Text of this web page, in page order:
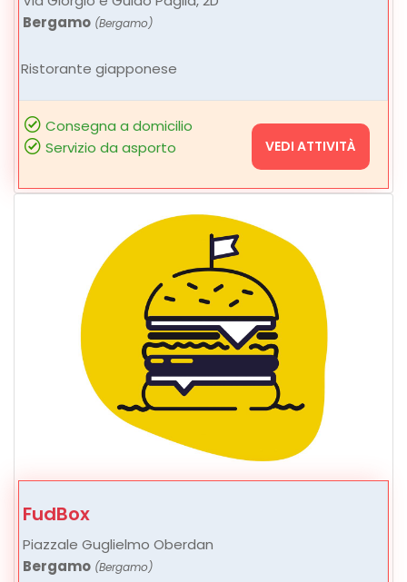
Bergamo (Bergamo)
Ristorante giapponese
Consegna a domicilio
Servizio da asporto
VEDI ATTIVITÀ
FudBox
Piazzale Guglielmo Oberdan
Bergamo (Bergamo)